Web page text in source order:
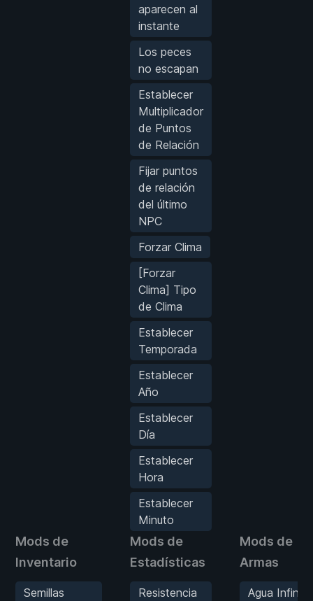
aparecen al
instante
Los peces
no escapan
Establecer
Multiplicador
de Puntos
de Relación
Fijar puntos
de relación
del último
NPC
Forzar Clima
[Forzar
Clima] Tipo
de Clima
Establecer
Temporada
Establecer
Año
Establecer
Día
Establecer
Hora
Establecer
Minuto
Mods de
Inventario
Semillas
Mods de
Estadísticas
Resistencia
Mods de
Armas
Agua Infinita